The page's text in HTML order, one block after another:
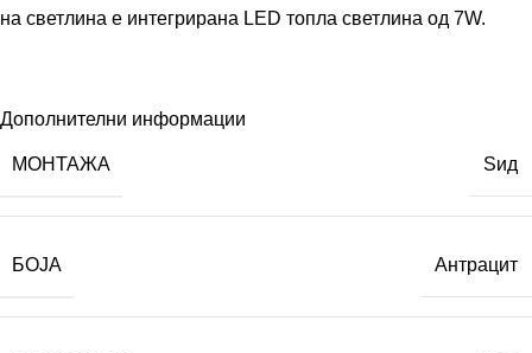
на светлина е интегрирана LED топла светлина од 7W.
Дополнителни информации
МОНТАЖА Ѕид
БОЈА Антрацит